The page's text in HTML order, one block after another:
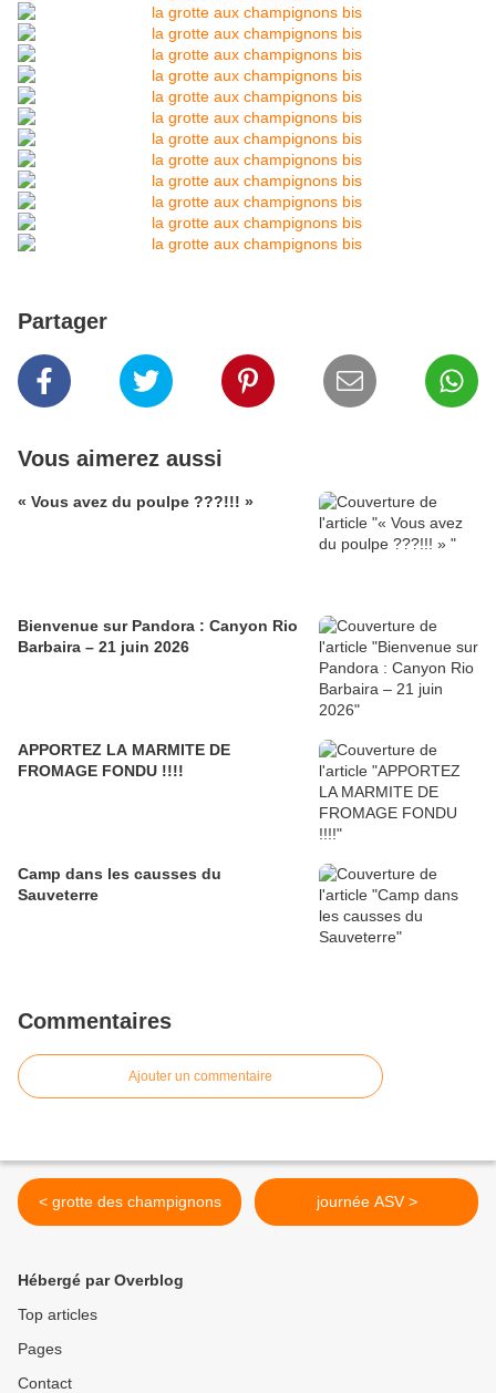
Partager
Vous aimerez aussi
« Vous avez du poulpe ???!!! »
Bienvenue sur Pandora : Canyon Rio
Barbaira – 21 juin 2026
APPORTEZ LA MARMITE DE
FROMAGE FONDU !!!!
Camp dans les causses du
Sauveterre
Commentaires
Ajouter un commentaire
< grotte des champignons journée ASV >
Hébergé par Overblog
Top articles
Pages
Contact